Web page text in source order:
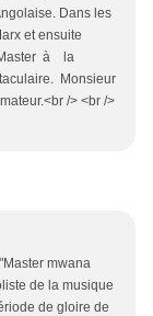
Dans les
et ensuite
à la
Monsieur
/> <br />
mwana
de la musique
de gloire de